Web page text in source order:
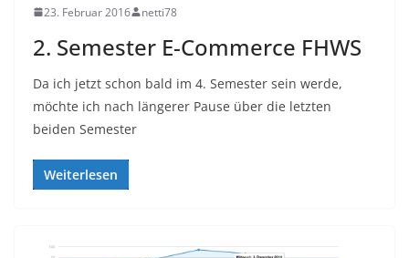
23. Februar 2016 netti78
2. Semester E-Commerce FHWS
Da ich jetzt schon bald im 4. Semester sein werde,
möchte ich nach längerer Pause über die letzten
beiden Semester
Weiterlesen